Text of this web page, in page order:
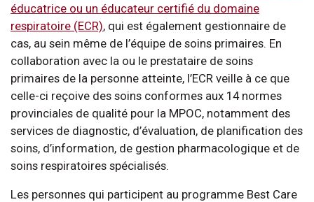
éducatrice ou un éducateur certifié du domaine
respiratoire (ECR), qui est également gestionnaire de
cas, au sein même de l’équipe de soins primaires. En
collaboration avec la ou le prestataire de soins
primaires de la personne atteinte, l’ECR veille à ce que
celle-ci reçoive des soins conformes aux 14 normes
provinciales de qualité pour la MPOC, notamment des
services de diagnostic, d’évaluation, de planification des
soins, d’information, de gestion pharmacologique et de
soins respiratoires spécialisés.
Les personnes qui participent au programme Best Care